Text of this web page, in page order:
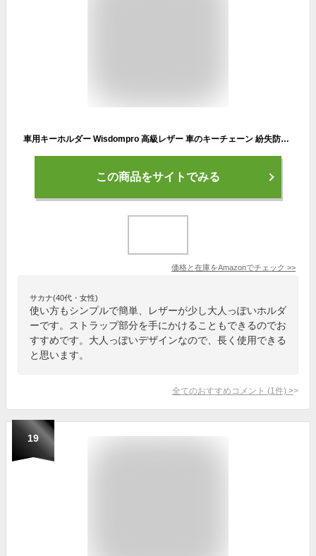
車用キーホルダー Wisdompro 高級レザー 車のキーチェーン 紛失防止 スマートキー通用タイプ おしゃれ 男女兼用 レッド
この商品をサイトでみる
価格と在庫をAmazonでチェック >>
サカナ(40代・女性)
使い方もシンプルで簡単、レザーが少し大人っぽいホルダ
ーです。ストラップ部分を手にかけることもできるのでお
すすめです。大人っぽいデザインなので、長く使用できる
と思います。
全てのおすすめコメント (1 件) >
19